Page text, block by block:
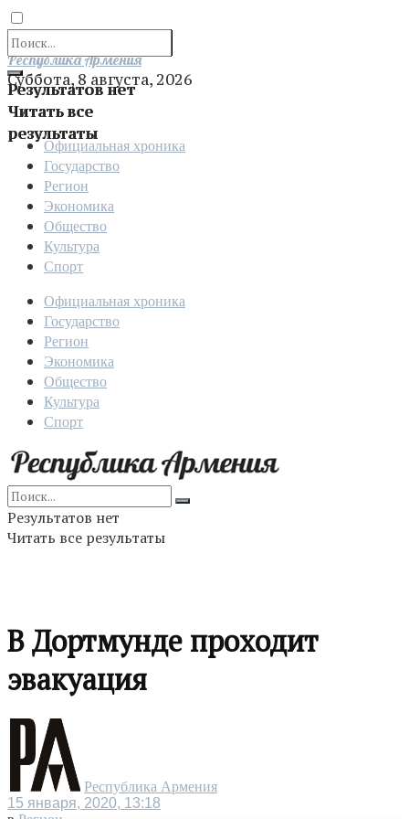
Результатов нет
Читать все
результаты
Отправить
Республика Армения
Суббота, 8 августа, 2026
Официальная хроника
Государство
Регион
Экономика
Общество
Культура
Спорт
Официальная хроника
Государство
Регион
Экономика
Общество
Культура
Спорт
Результатов нет
Читать все результаты
В Дортмунде проходит
эвакуация
Республика Армения
15 января, 2020, 13:18